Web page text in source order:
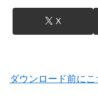
X
ダウンロード前に